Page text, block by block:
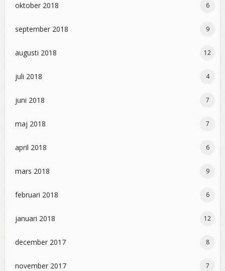
oktober 2018 6
september 2018 9
augusti 2018 12
juli 2018 4
juni 2018 7
maj 2018 7
april 2018 6
mars 2018 9
februari 2018 6
januari 2018 12
december 2017 8
november 2017 7